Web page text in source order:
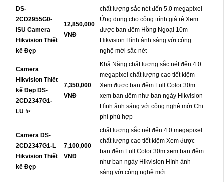
DS-
2CD2955G0-
ISU Camera
Hikvision Thiết
kế Đẹp
12,850,000
VNĐ
chất lượng sắc nét đến 5.0 megapixel
Ứng dụng cho công trình giá rẻ Xem
được ban đêm Hồng Ngoại 10m
Hikvision Hình ảnh sáng với công
nghệ mới sắc nét
Camera
Hikvision Thiết
kế Đẹp DS-
2CD2347G1-
LU ✨
7,350,000
VNĐ
Khả Năng chất lượng sắc nét đến 4.0
megapixel chất lượng cao tiết kiệm
Xem được ban đêm Full Color 30m
xem ban đêm như ban ngày Hikvision
Hình ảnh sáng với công nghệ mới Chi
phí phù hợp
Camera DS-
2CD2347G1-L
Hikvision Thiết
kế Đẹp
7,100,000
VNĐ
chất lượng sắc nét đến 4.0 megapixel
chất lượng cao tiết kiệm Xem được
ban đêm Full Color 30m xem ban đêm
như ban ngày Hikvision Hình ảnh
sáng với công nghệ mới